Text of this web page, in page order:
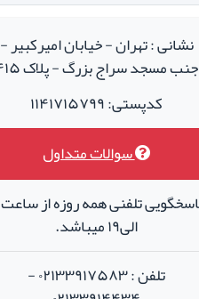
نشانی : تهران - خیابان امیرکبیر -
جنب مسجد سراج بزرگ - پلاک ۴۱۵
کدپستی: ۱۱۴۱۷۱۵۷۹۹
سوالات متداول
الی۱۹ میباشد.
تلفن : ۰۲۱۳۳۹۱۷۵۸۳ -